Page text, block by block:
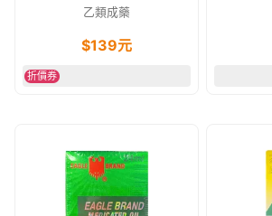
乙類成藥
$139元
折價券